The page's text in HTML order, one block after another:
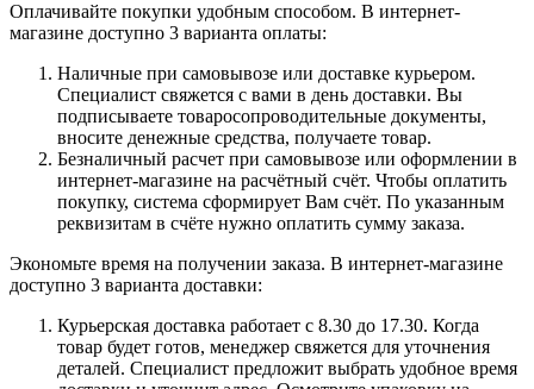
Оплачивайте покупки удобным способом. В интернет-
магазине доступно 3 варианта оплаты:
Наличные при самовывозе или доставке курьером.
Специалист свяжется с вами в день доставки. Вы
подписываете товаросопроводительные документы,
вносите денежные средства, получаете товар.
Безналичный расчет при самовывозе или оформлении в
интернет-магазине на расчётный счёт. Чтобы оплатить
покупку, система сформирует Вам счёт. По указанным
реквизитам в счёте нужно оплатить сумму заказа.
Экономьте время на получении заказа. В интернет-магазине
доступно 3 варианта доставки:
Курьерская доставка работает с 8.30 до 17.30. Когда
товар будет готов, менеджер свяжется для уточнения
деталей. Специалист предложит выбрать удобное время